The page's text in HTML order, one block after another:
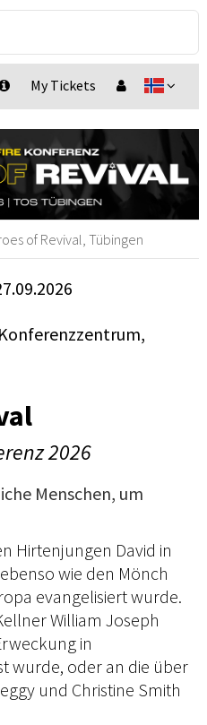
My Tickets
of Revival, Tübingen
2026
Menschen, um
Hirtenjungen David in
wie den Mönch
evangelisiert wurde.
William Joseph
in
wurde, oder an die über
und Christine Smith